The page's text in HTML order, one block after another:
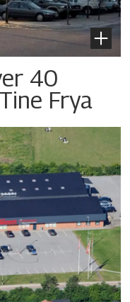
40
Frya